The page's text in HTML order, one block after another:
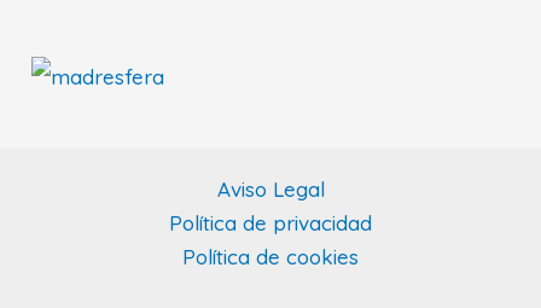
Aviso Legal
Política de privacidad
Política de cookies